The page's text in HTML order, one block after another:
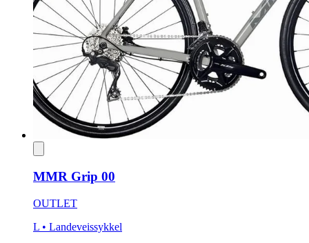
MMR Grip 00
OUTLET
L • Landeveissykkel